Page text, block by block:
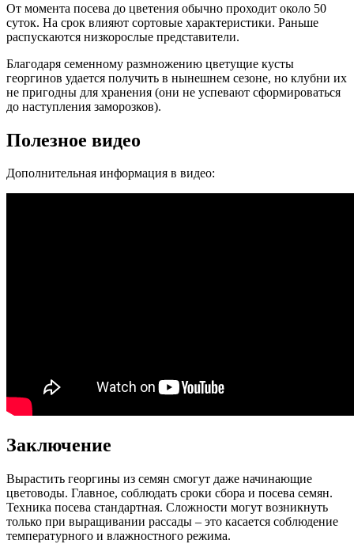
От момента посева до цветения обычно проходит около 50
суток. На срок влияют сортовые характеристики. Раньше
распускаются низкорослые представители.
Благодаря семенному размножению цветущие кусты
георгинов удается получить в нынешнем сезоне, но клубни их
не пригодны для хранения (они не успевают сформироваться
до наступления заморозков).
Полезное видео
Дополнительная информация в видео:
Заключение
Вырастить георгины из семян смогут даже начинающие
цветоводы. Главное, соблюдать сроки сбора и посева семян.
Техника посева стандартная. Сложности могут возникнуть
только при выращивании рассады – это касается соблюдение
температурного и влажностного режима.